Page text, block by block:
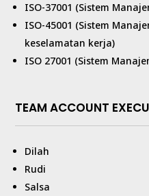
ISO-37001 (Sistem
ISO-45001 (Sistem
keselamatan kerja)
ISO 27001 (Sistem
TEAM ACCOUNT
Dilah
Rudi
Salsa